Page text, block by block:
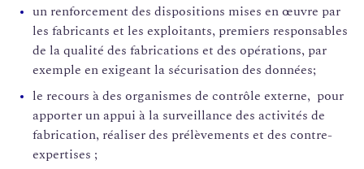
un renforcement des dispositions mises en œuvre par
les fabricants et les exploitants, premiers responsables
de la qualité des fabrications et des opérations, par
exemple en exigeant la sécurisation des données;
le recours à des organismes de contrôle externe, pour
apporter un appui à la surveillance des activités de
fabrication, réaliser des prélèvements et des contre-
expertises ;